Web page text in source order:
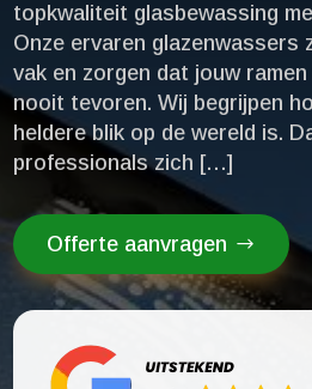
topkwaliteit glasbewassing
Onze ervaren glazenwassers
vak en zorgen dat jouw
nooit tevoren.​ Wij begrijpen
heldere blik op de wereld is.​
professionals zich […]
Offerte aanvragen